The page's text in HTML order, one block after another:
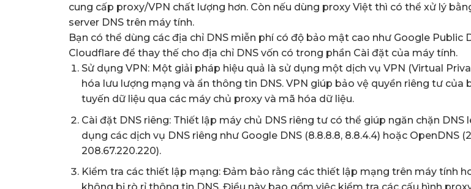
cung cấp proxy/VPN chất lượng hơn. Còn nếu dùng proxy Việt thì có thể xử lý
server DNS trên máy tính.
Bạn có thể dùng các địa chỉ DNS miễn phí có độ bảo mật cao như Google Public
Cloudflare để thay thế cho địa chỉ DNS vốn có trong phần Cài đặt của máy tính.
Sử dụng VPN: Một giải pháp hiệu quả là sử dụng một dịch vụ VPN (Virtual
hóa lưu lượng mạng và ẩn thông tin DNS. VPN giúp bảo vệ quyền riêng tư của
tuyến dữ liệu qua các máy chủ proxy và mã hóa dữ liệu.
Cài đặt DNS riêng: Thiết lập máy chủ DNS riêng tư có thể giúp ngăn chặn DNS
dụng các dịch vụ DNS riêng như Google DNS (8.8.8.8, 8.8.4.4) hoặc OpenDNS
208.67.220.220).
Kiểm tra các thiết lập mạng: Đảm bảo rằng các thiết lập mạng trên máy tính